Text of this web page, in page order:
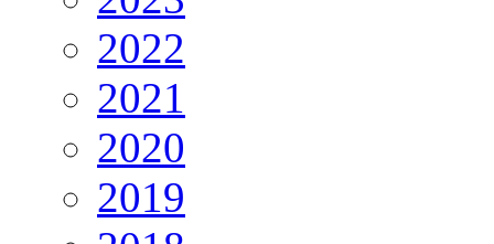
2022
2021
2020
2019